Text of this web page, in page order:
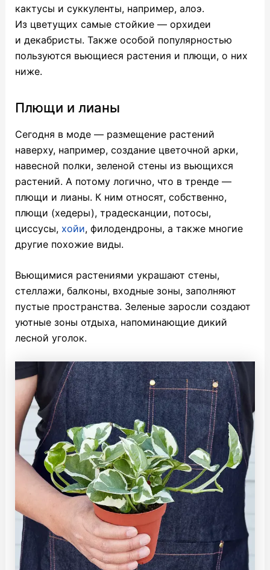
кактусы и суккуленты, например, алоэ.
Из цветущих самые стойкие — орхидеи
и декабристы. Также особой популярностью
пользуются вьющиеся растения и плющи, о них
ниже.
Плющи и лианы
Сегодня в моде — размещение растений
наверху, например, создание цветочной арки,
навесной полки, зеленой стены из вьющихся
растений. А потому логично, что в тренде —
плющи и лианы. К ним относят, собственно,
плющи (хедеры), традесканции, потосы,
циссусы, хойи, филодендроны, а также многие
другие похожие виды.
Вьющимися растениями украшают стены,
стеллажи, балконы, входные зоны, заполняют
пустые пространства. Зеленые заросли создают
уютные зоны отдыха, напоминающие дикий
лесной уголок.